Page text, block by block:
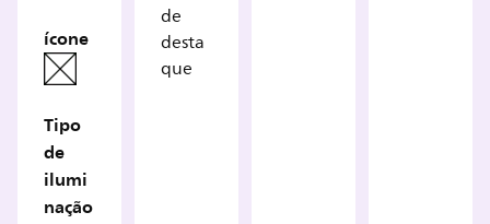
ícone
Tipo
de
ilumi
nação
de
desta
que